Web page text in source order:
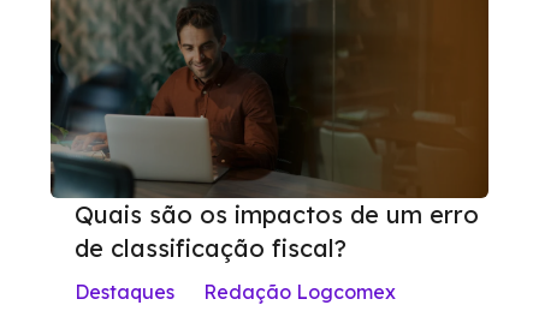
Quais são os impactos de um erro
de classificação fiscal?
Destaques
Redação Logcomex